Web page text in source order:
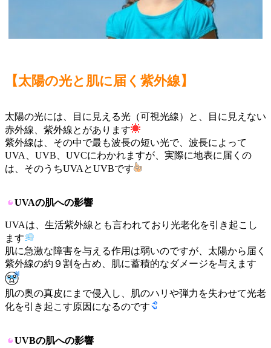
【太陽の光と肌に届く紫外線】
太陽の光には、目に見える光（可視光線）と、目に見えない
赤外線、紫外線とがあります
紫外線は、その中で最も波長の短い光で、波長によって
UVA、UVB、UVCにわかれますが、実際に地表に届くの
は、そのうちUVAとUVBです
UVAの肌への影響
UVAは、生活紫外線とも言われており光老化を引き起こし
ます
肌に急激な障害を与える作用は弱いのですが、太陽から届く
紫外線の約９割を占め、肌に蓄積的なダメージを与えます
肌の奥の真皮にまで侵入し、肌のハリや弾力を失わせて光老
化を引き起こす原因になるのです
UVBの肌への影響